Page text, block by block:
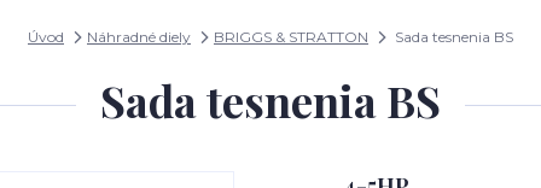
Úvod Náhradné diely BRIGGS & STRATTON Sada tesnenia BS
Sada tesnenia BS